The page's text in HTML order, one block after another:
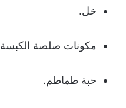
خل.
مكونات صلصة الكبسة
حبة طماطم.